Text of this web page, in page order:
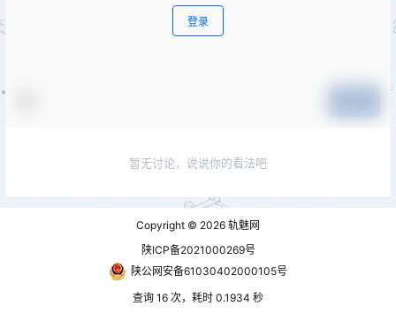
登录
暂无讨论，说说你的看法吧
Copyright © 2026 轨魅网
陕ICP备2021000269号
陕公网安备61030402000105号
查询 16 次，耗时 0.1934 秒